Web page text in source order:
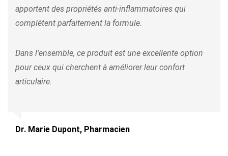
apportent des propriétés anti-inflammatoires qui
complètent parfaitement la formule.
Dans l’ensemble, ce produit est une excellente option
pour ceux qui cherchent à améliorer leur confort
articulaire.
Dr. Marie Dupont, Pharmacien